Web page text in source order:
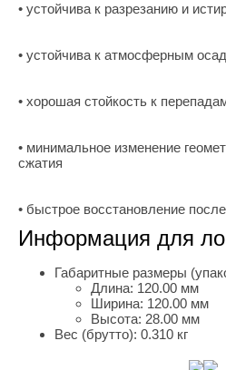
• устойчива к разрезанию и
• устойчива к атмосферным
• хорошая стойкость к
• минимальное изменение
сжатия
• быстрое восстановление
Информация для
Габаритные размеры
Длина: 120.00 мм
Ширина: 120.00 мм
Высота: 28.00 мм
Вес (брутто): 0.310 кг